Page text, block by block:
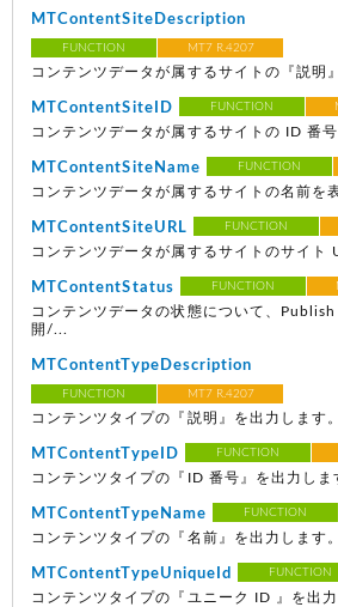
MTContentSiteDescription
FUNCTION MT7 R.4207
コンテンツデータが属するサイトの『説明
MTContentSiteID FUNCTION
コンテンツデータが属するサイトの ID 番
MTContentSiteName FUNCTION
コンテンツデータが属するサイトの名前を
MTContentSiteURL FUNCTION
コンテンツデータが属するサイトのサイト
MTContentStatus FUNCTION
コンテンツデータの状態について、
開/...
MTContentTypeDescription
FUNCTION MT7 R.4207
コンテンツタイプの『説明』を出力します
MTContentTypeID FUNCTION
コンテンツタイプの『ID 番号』を出力しま
MTContentTypeName FUNCTION
コンテンツタイプの『名前』を出力します
MTContentTypeUniqueId FUNCTION
コンテンツタイプの『ユニーク ID 』を出